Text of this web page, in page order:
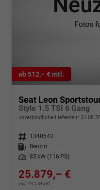
ab 512,– € mtl.
Seat Leon
Style 1.5 TSI 6 Gang
unverbindliche Lieferzeit:
Fahrzeugnr. 1340543
Kraftstoff
Benzin
Leistung
85 kW (116 PS)
25.879,– €
incl. 19% MwSt.